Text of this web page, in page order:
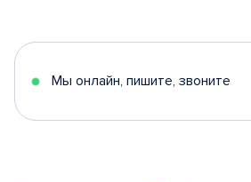
Мы онлайн, пишите, звоните